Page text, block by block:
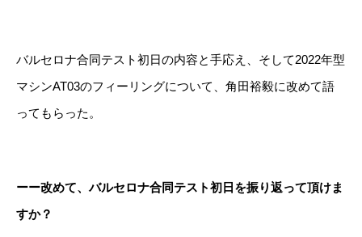
バルセロナ合同テスト初日の内容と手応え、そして2022年型
マシンAT03のフィーリングについて、角田裕毅に改めて語
ってもらった。
ーー改めて、バルセロナ合同テスト初日を振り返って頂けま
すか？